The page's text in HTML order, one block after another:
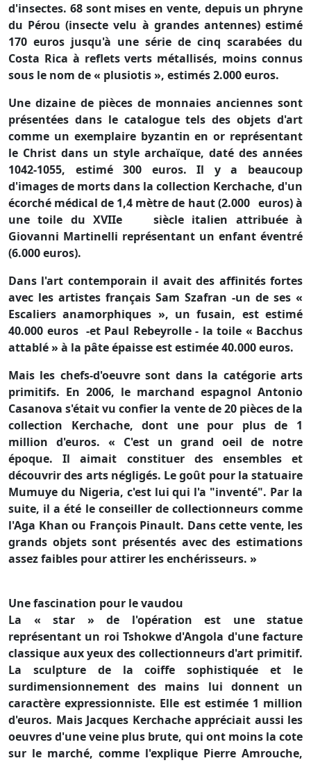
d'insectes. 68 sont mises en vente, depuis un phryne
du Pérou (insecte velu à grandes antennes) estimé
170 euros jusqu'à une série de cinq scarabées du
Costa Rica à reflets verts métallisés, moins connus
sous le nom de « plusiotis », estimés 2.000 euros.
Une dizaine de pièces de monnaies anciennes sont
présentées dans le catalogue tels des objets d'art
comme un exemplaire byzantin en or représentant
le Christ dans un style archaïque, daté des années
1042-1055, estimé 300 euros. Il y a beaucoup
d'images de morts dans la collection Kerchache, d'un
écorché médical de 1,4 mètre de haut (2.000 euros) à
une toile du XVIIe siècle italien attribuée à
Giovanni Martinelli représentant un enfant éventré
(6.000 euros).
Dans l'art contemporain il avait des affinités fortes
avec les artistes français Sam Szafran -un de ses «
Escaliers anamorphiques », un fusain, est estimé
40.000 euros -et Paul Rebeyrolle - la toile « Bacchus
attablé » à la pâte épaisse est estimée 40.000 euros.
Mais les chefs-d'oeuvre sont dans la catégorie arts
primitifs. En 2006, le marchand espagnol Antonio
Casanova s'était vu confier la vente de 20 pièces de la
collection Kerchache, dont une pour plus de 1
million d'euros. « C'est un grand oeil de notre
époque. Il aimait constituer des ensembles et
découvrir des arts négligés. Le goût pour la statuaire
Mumuye du Nigeria, c'est lui qui l'a "inventé". Par la
suite, il a été le conseiller de collectionneurs comme
l'Aga Khan ou François Pinault. Dans cette vente, les
grands objets sont présentés avec des estimations
assez faibles pour attirer les enchérisseurs. »
Une fascination pour le vaudou
La « star » de l'opération est une statue
représentant un roi Tshokwe d'Angola d'une facture
classique aux yeux des collectionneurs d'art primitif.
La sculpture de la coiffe sophistiquée et le
surdimensionnement des mains lui donnent un
caractère expressionniste. Elle est estimée 1 million
d'euros. Mais Jacques Kerchache appréciait aussi les
oeuvres d'une veine plus brute, qui ont moins la cote
sur le marché, comme l'explique Pierre Amrouche,